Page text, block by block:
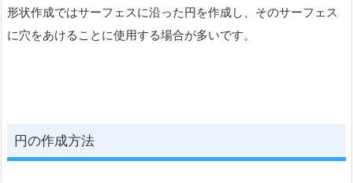
形状作成ではサーフェスに沿った円を作成し、そのサーフェス
に穴をあけることに使用する場合が多いです。
円の作成方法